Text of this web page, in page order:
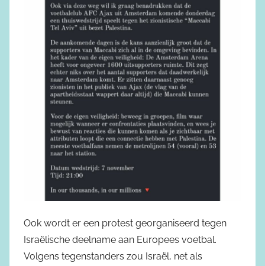
Ook wordt er een protest georganiseerd tegen
Israëlische deelname aan Europees voetbal.
Volgens tegenstanders zou Israël, net als